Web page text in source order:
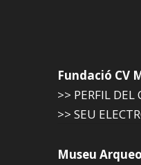
Fundació CV
>> PERFIL
>> SEU
Museu